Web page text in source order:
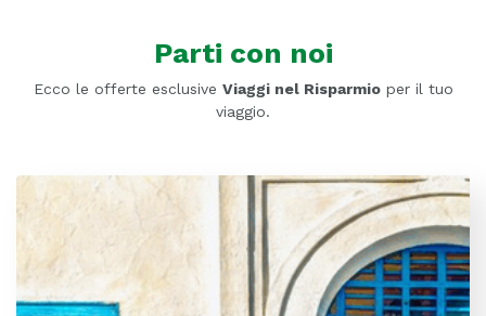
Parti con noi
Ecco le offerte esclusive Viaggi nel Risparmioper il tuo
viaggio.